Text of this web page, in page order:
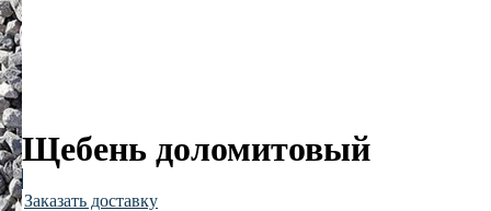
Щебень доломитовый
Заказать доставку